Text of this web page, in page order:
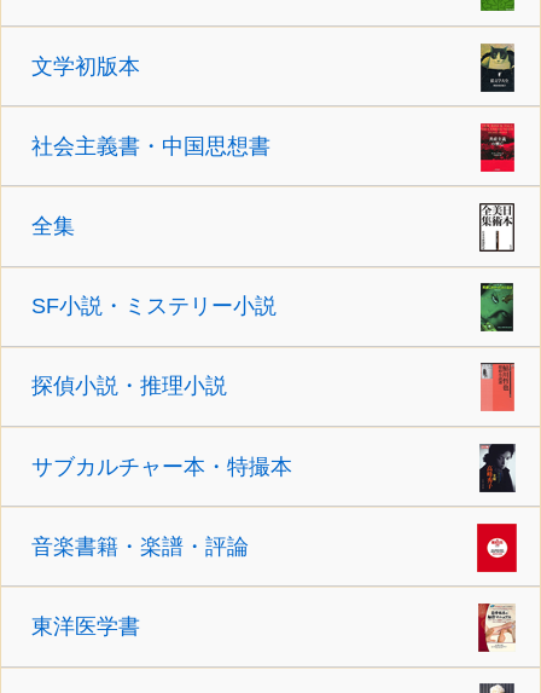
文学初版本
社会主義書・中国思想書
全集
SF小説・ミステリー小説
探偵小説・推理小説
サブカルチャー本・特撮本
音楽書籍・楽譜・評論
東洋医学書